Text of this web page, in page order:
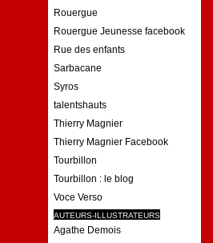
Rouergue
Rouergue Jeunesse facebook
Rue des enfants
Sarbacane
Syros
talentshauts
Thierry Magnier
Thierry Magnier Facebook
Tourbillon
Tourbillon : le blog
Voce Verso
AUTEURS-ILLUSTRATEURS
Agathe Demois